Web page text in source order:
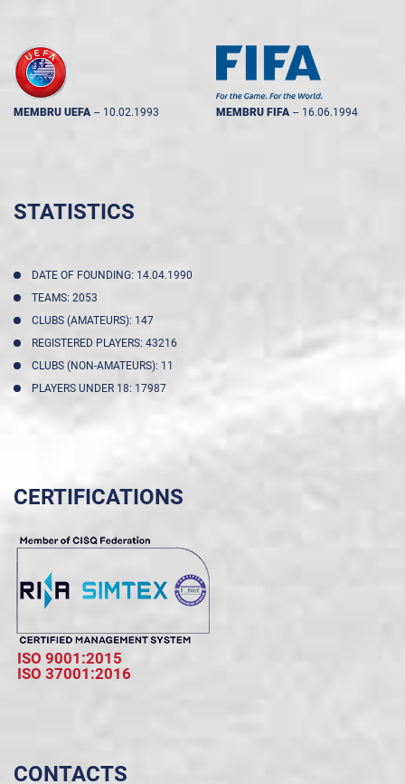
MEMBRU UEFA -- 10.02.1993 MEMBRU FIFA -- 16.06.1994
STATISTICS
DATE OF FOUNDING: 14.04.1990
TEAMS: 2053
CLUBS (AMATEURS): 147
REGISTERED PLAYERS: 43216
CLUBS (NON-AMATEURS): 11
PLAYERS UNDER 18: 17987
CERTIFICATIONS
ISO 9001:2015
ISO 37001:2016
CONTACTS